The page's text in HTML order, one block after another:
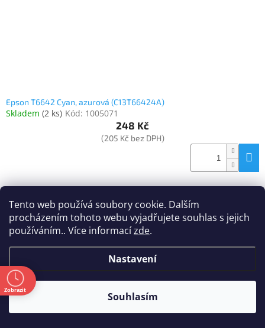
Tento web používá soubory cookie. Dalším
procházením tohoto webu vyjadřujete souhlas s jejich
používáním.. Více informacízde.
Nastavení
Souhlasím
Epson T6642 Cyan, azurová (C13T66424A)
Skladem (2 ks) Kód: 1005071
248 Kč
(205 Kč bez DPH)
Zobrazit